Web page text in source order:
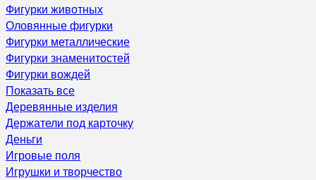
Фигурки животных
Оловянные фигурки
Фигурки металлические
Фигурки знаменитостей
Фигурки вождей
Показать все
Деревянные изделия
Держатели под карточку
Деньги
Игровые поля
Игрушки и творчество